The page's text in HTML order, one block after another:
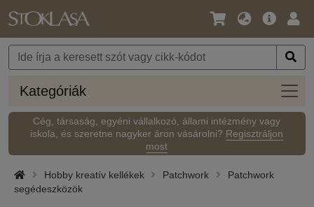
Nyelv
Pénznem
Fő
Kategóriák
Cég, társaság, egyéni vállalkozó, állami intézmény vagy
iskola, és szeretne nagyker áron vásárolni? Regisztráljon
most
Hobby kreatív kellékek Patchwork
Patchwork
segédeszközök